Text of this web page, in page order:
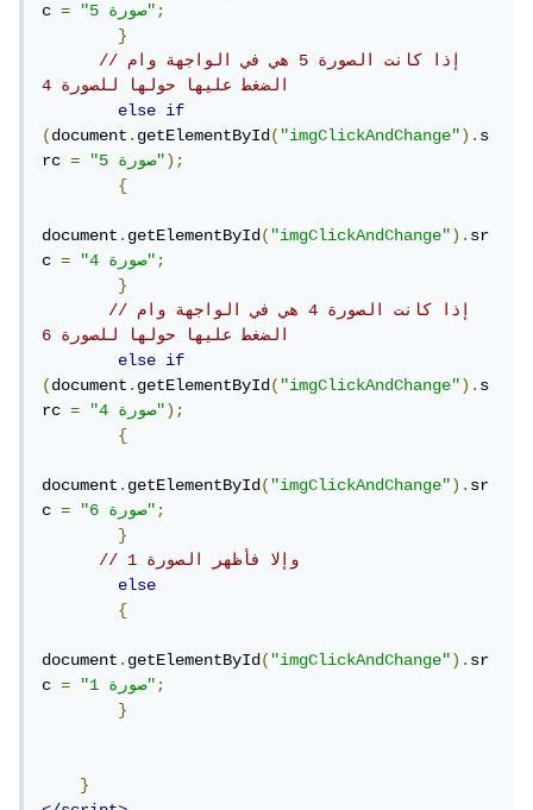
c = "صورة 5";
}
//إذا كانت الصورة 5 هي في الواجهة وام
الضغط عليها حولها للصورة 4
else
if
(document.getElementById("imgClickAndChange").s
rc = "صورة 5");
{
document.getElementById("imgClickAndChange").sr
c = "صورة 4";
}
//إذا كانت الصورة 4 هي في الواجهة وام
الضغط عليها حولها للصورة 6
else
if
(document.getElementById("imgClickAndChange").s
rc = "صورة 4");
{
document.getElementById("imgClickAndChange").sr
c = "صورة 6";
}
// وإلا فأظهر الصورة 1
else
{
document.getElementById("imgClickAndChange").sr
c = "صورة 1";
}
}